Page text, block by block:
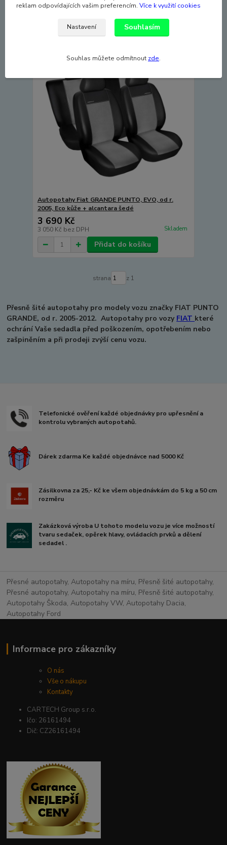
2 802 Kčbez DPH Skladem
Přidat do košíku
Autopotahy Fiat GRANDE PUNTO, EVO, od r.
2005, Eco kůže + alcantara šedé
3 690 Kč
3 050 Kč bez DPH Skladem
Přidat do košíku
strana z 1
Přesně šité autopotahy pro modely vozu značky FIAT PUNTO
GRANDE, od r. 2005-2012. Autopotahy pro vozy FIAT které
ochrání Vaše sedadla před poškozením, opotřebením nebo
zašpiněním a při prodeji zvýší cenu vozu.
Telefonické ověření každé objednávky pro upřesnění a
kontrolu vybraných autopotahů.
Dárek zdarma Ke každé objednávce nad 5000 Kč
Zásilkovna za 25,- Kč ke všem objednávkám do 5 kg a 50 cm
rozměru
Zakázková výroba U tohoto modelu vozu je více možností
tvaru sedaček, opěrek hlavy, ovládacích prvků a dělení
sedadel .
Přesné autopotahy, Autopotahy na míru, Přesně šité autopotahy,
Přesné autopotahy, Autopotahy na míru, Přesně šité autopotahy,
Autopotahy Škoda, Autopotahy VW, Autopotahy Dacia,
Autopotahy Ford
Informace pro zákazníky
O nás
Vše o nákupu
Kontakty
CARTECH Group s.r.o.
Ičo: 26161494
Dič: CZ26161494
reklam odpovídajících vašim preferencím. Více k využití cookies
Nastavení Souhlasím
Souhlas můžete odmítnout zde.